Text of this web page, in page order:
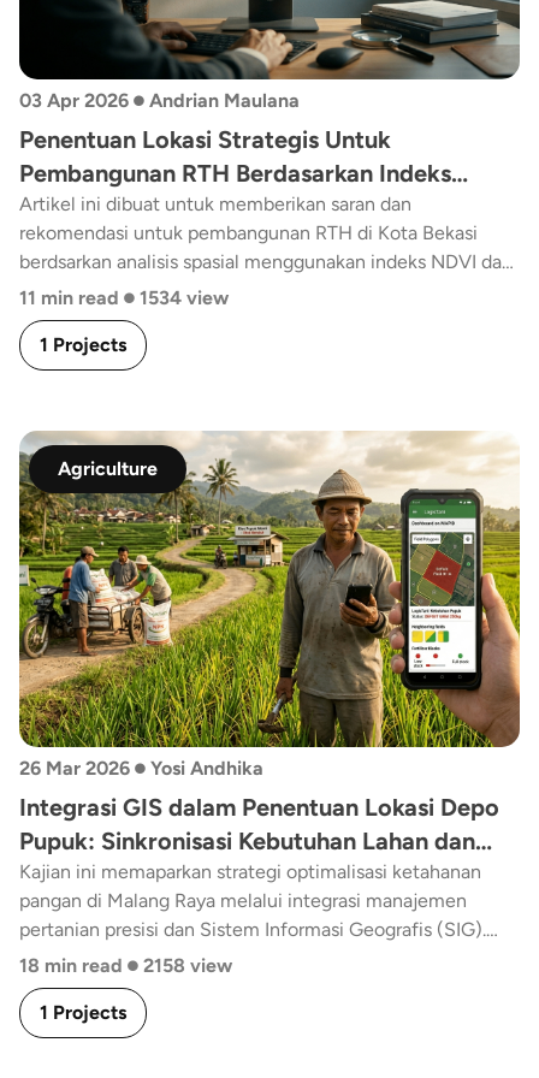
03 Apr 2026 • Andrian Maulana
Penentuan Lokasi Strategis Untuk
Pembangunan RTH Berdasarkan Indeks
Normalized Difference Vegetation Index
(NDVI) dan Land Surface Temperature (LST)
di Kota Bekasi
Artikel ini dibuat untuk memberikan saran dan
rekomendasi untuk pembangunan RTH di Kota Bekasi
berdsarkan analisis spasial menggunakan indeks NDVI dan
LST agar mendapatkan titik yang sesuai kriteria yang
mampu mengurangi suhu panas dan UHI
11 min read • 1534 view
1 Projects
Agriculture
26 Mar 2026 • Yosi Andhika
Integrasi GIS dalam Penentuan Lokasi Depo
Pupuk: Sinkronisasi Kebutuhan Lahan dan
Aksesibilitas Malang Raya
Kajian ini memaparkan strategi optimalisasi ketahanan
pangan di Malang Raya melalui integrasi manajemen
pertanian presisi dan Sistem Informasi Geografis (SIG).
Dengan menyinergikan data evaluasi kesuburan lahan
(kadar C-Organik, N, P, dan K) bersama analisis jaringan
transportasi menggunakan metode Location-Allocation
pada platform MAPID, model ini bertujuan untuk
18 min read • 2158 view
1 Projects